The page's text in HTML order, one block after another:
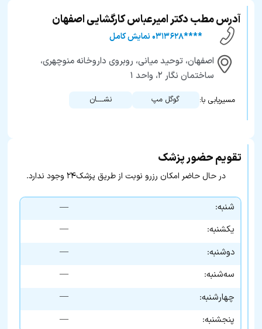
آدرس مطب دکتر امیرعباس کارگشایی اصفهان
****۰۳۱۳۶۲۸ نمایش کامل
اصفهان، توحید میانی، روبروی داروخانه منوچهری،
ساختمان نگار ۲، واحد ۱
مسیریابی با: گوگل مپ نشــــان
تقویم حضور پزشک
در حال حاضر امکان رزرو نوبت از طریق پزشک۲۴ وجود ندارد.
شنبه:
—
یکشنبه:
—
دوشنبه:
—
سه‌شنبه:
—
چهارشنبه:
—
پنجشنبه:
—